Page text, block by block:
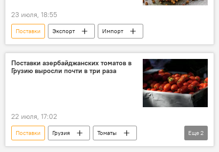
23 июля, 18:55
Поставки Экспорт Импорт
Поставки азербайджанских томатов в
Грузию выросли почти в три раза
22 июля, 17:02
Поставки Грузия
Томаты
Экспорт
Импорт
Еще 2